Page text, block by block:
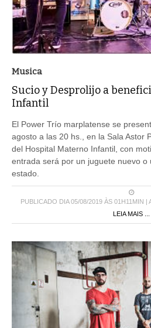
Musica
Sucio y Desprolijo a
Infantil
El Power Trío marplatense se
agosto a las 20 hs., en la Sala Astor
del Hospital Materno Infantil, con
entrada será por un juguete nuevo o
estado.
PUBLICADO DIA 05/08/2019 ÀS 01H11MIN |
LEIA MAIS ...